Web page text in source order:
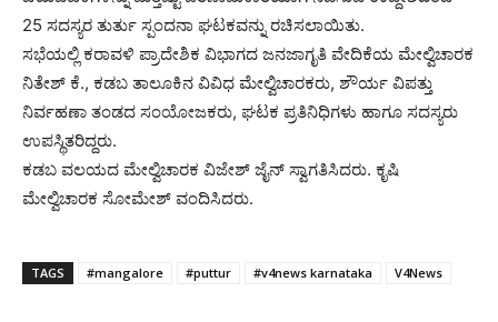
25 ಸದಸ್ಯರ ತುರ್ತು ಸ್ಪಂದನಾ ಘಟಕವನ್ನು ರಚಿಸಲಾಯಿತು.
ಸಭೆಯಲ್ಲಿ ಕರಾವಳಿ ಪ್ರಾದೇಶಿಕ ವಿಭಾಗದ ಜನಜಾಗೃತಿ ವೇದಿಕೆಯ ಮೇಲ್ವಿಚಾರಕ
ನಿತೇಶ್ ಕೆ., ಕಡಬ ತಾಲೂಕಿನ ವಿವಿಧ ಮೇಲ್ವಿಚಾರಕರು, ಶೌರ್ಯ ವಿಪತ್ತು
ನಿರ್ವಹಣಾ ತಂಡದ ಸಂಯೋಜಕರು, ಘಟಕ ಪ್ರತಿನಿಧಿಗಳು ಹಾಗೂ ಸದಸ್ಯರು
ಉಪಸ್ಥಿತರಿದ್ದರು.
ಕಡಬ ವಲಯದ ಮೇಲ್ವಿಚಾರಕ ವಿಜೇಶ್ ಜೈನ್ ಸ್ವಾಗತಿಸಿದರು. ಕೃಷಿ
ಮೇಲ್ವಿಚಾರಕ ಸೋಮೇಶ್ ವಂದಿಸಿದರು.
TAGS #mangalore #puttur #v4news karnataka V4News